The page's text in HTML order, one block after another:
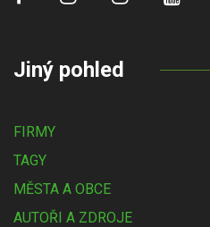
Jiný pohled
FIRMY
TAGY
MĚSTA A OBCE
AUTOŘI A ZDROJE